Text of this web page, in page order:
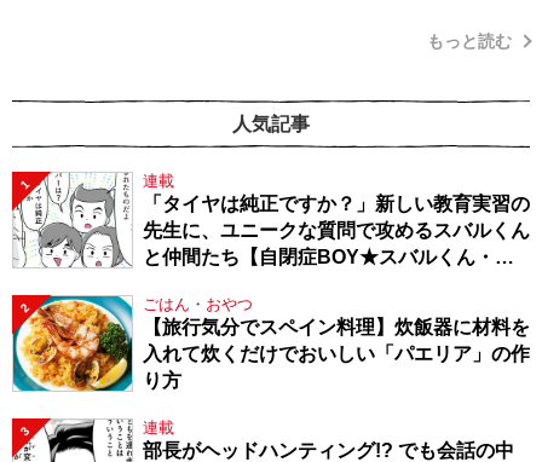
もっと読む
人気記事
1 連載
「タイヤは純正ですか？」新しい教育実習の
先生に、ユニークな質問で攻めるスバルくん
と仲間たち【自閉症BOY★スバルくん・
2 ごはん・おやつ
【旅行気分でスペイン料理】炊飯器に材料を
入れて炊くだけでおいしい「パエリア」の作
り方
3 連載
部長がヘッドハンティング!? でも会話の中